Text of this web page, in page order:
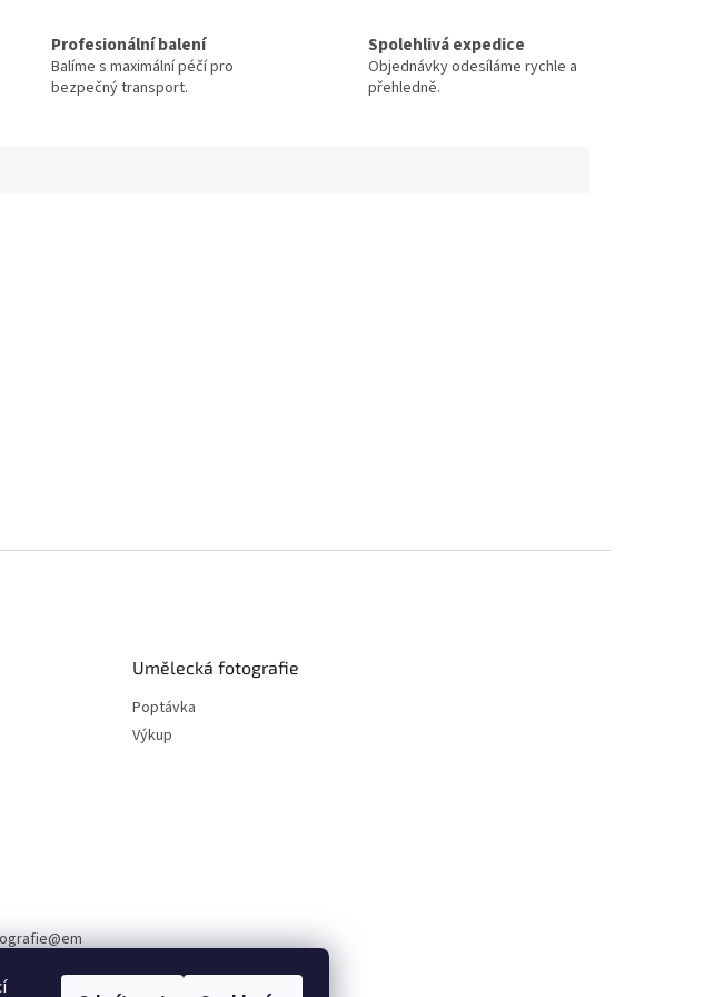
Profesionální balení
Balíme s maximální péčí pro
bezpečný transport.
Spolehlivá expedice
Objednávky odesíláme rychle a
přehledně.
Umělecká fotografie
Poptávka
Výkup
@em